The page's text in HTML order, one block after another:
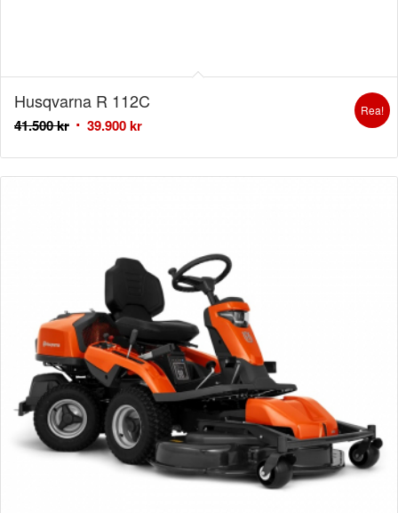
Husqvarna R 112C
41.500kr 39.900kr
Rea!